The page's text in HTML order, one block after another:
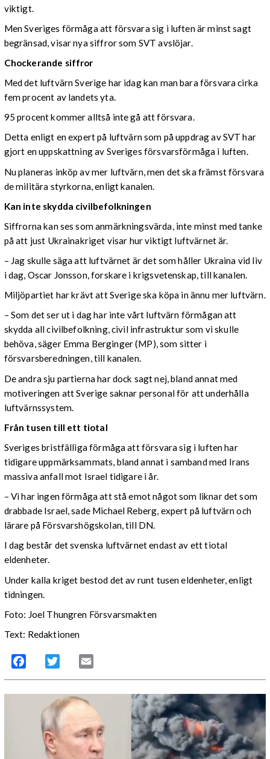
viktigt.
Men Sveriges förmåga att försvara sig i luften är minst sagt
begränsad, visar nya siffror som SVT avslöjar.
Chockerande siffror
Med det luftvärn Sverige har idag kan man bara försvara cirka
fem procent av landets yta.
95 procent kommer alltså inte gå att försvara.
Detta enligt en expert på luftvärn som på uppdrag av SVT har
gjort en uppskattning av Sveriges försvarsförmåga i luften.
Nu planeras inköp av mer luftvärn, men det ska främst försvara
de militära styrkorna, enligt kanalen.
Kan inte skydda civilbefolkningen
Siffrorna kan ses som anmärkningsvärda, inte minst med tanke
på att just Ukrainakriget visar hur viktigt luftvärnet är.
– Jag skulle säga att luftvärnet är det som håller Ukraina vid liv
i dag, Oscar Jonsson, forskare i krigsvetenskap, till kanalen.
Miljöpartiet har krävt att Sverige ska köpa in ännu mer luftvärn.
– Som det ser ut i dag har inte vårt luftvärn förmågan att
skydda all civilbefolkning, civil infrastruktur som vi skulle
behöva, säger Emma Berginger (MP), som sitter i
försvarsberedningen, till kanalen.
De andra sju partierna har dock sagt nej, bland annat med
motiveringen att Sverige saknar personal för att underhålla
luftvärnssystem.
Från tusen till ett tiotal
Sveriges bristfälliga förmåga att försvara sig i luften har
tidigare uppmärksammats, bland annat i samband med Irans
massiva anfall mot Israel tidigare i år.
– Vi har ingen förmåga att stå emot något som liknar det som
drabbade Israel, sade Michael Reberg, expert på luftvärn och
lärare på Försvarshögskolan, till DN.
I dag består det svenska luftvärnet endast av ett tiotal
eldenheter.
Under kalla kriget bestod det av runt tusen eldenheter, enligt
tidningen.
Foto: Joel Thungren Försvarsmakten
Text: Redaktionen
Facebook Twitter